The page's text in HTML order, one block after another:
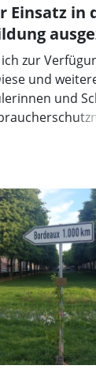
Einsatz in
ich zur
und
und
Anna
Eva Fuchs,
Jahr für ihr
werden.